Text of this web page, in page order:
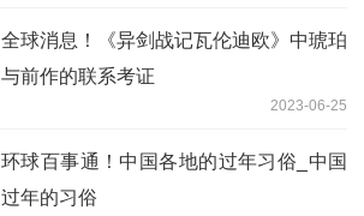
全球消息！《异剑战记瓦伦迪欧》中琥珀
与前作的联系考证
2023-06-25
环球百事通！中国各地的过年习俗_中国
过年的习俗